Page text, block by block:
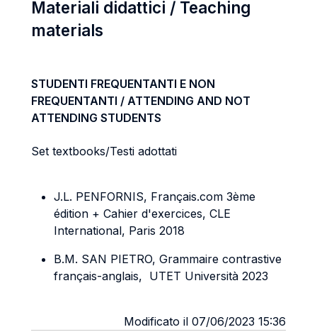
Materiali didattici / Teaching
materials
STUDENTI FREQUENTANTI E NON
FREQUENTANTI / ATTENDING AND NOT
ATTENDING STUDENTS
Set textbooks/Testi adottati
J.L. PENFORNIS, Français.com 3ème
édition + Cahier d'exercices, CLE
International, Paris 2018
B.M. SAN PIETRO, Grammaire contrastive
français-anglais, UTET Università 2023
Modificato il 07/06/2023 15:36